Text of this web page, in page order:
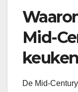
Mid-
De Mid-